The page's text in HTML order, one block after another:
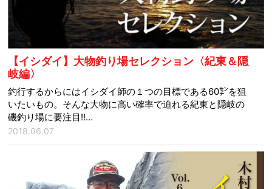
【イシダイ】大物釣り場セレクション〈紀東＆隠
岐編〉
釣行するからにはイシダイ師の１つの目標である60㌢を狙
いたいもの。そんな大物に高い確率で迫れる紀東と隠岐の
磯釣り場に要注目!!…
2018.06.07